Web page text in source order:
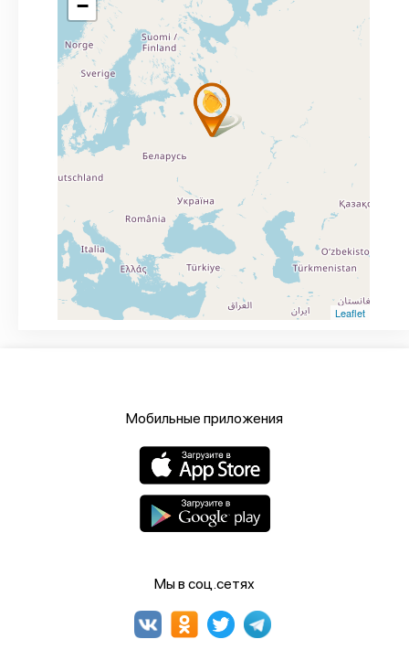
−
Leaflet
Мобильные приложения
Мы в соц.сетях